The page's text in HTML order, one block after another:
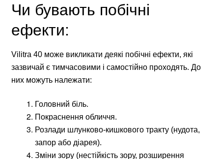
Чи бувають побічні
ефекти:
Vilitra 40 може викликати деякі побічні ефекти, які
зазвичай є тимчасовими і самостійно проходять. До
них можуть належати:
Головний біль.
Покраснення обличчя.
Розлади шлунково-кишкового тракту (нудота,
запор або діарея).
Зміни зору (нестійкість зору, розширення